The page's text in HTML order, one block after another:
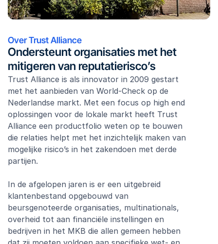
Over Trust Alliance
Ondersteunt organisaties met het
mitigeren van reputatierisco’s
Trust Alliance is als innovator in 2009 gestart
met het aanbieden van World-Check op de
Nederlandse markt. Met een focus op high end
oplossingen voor de lokale markt heeft Trust
Alliance een productfolio weten op te bouwen
die relaties helpt met het inzichtelijk maken van
mogelijke risico’s in het zakendoen met derde
partijen.
In de afgelopen jaren is er een uitgebreid
klantenbestand opgebouwd van
beursgenoteerde organisaties, multinationals,
overheid tot aan financiële instellingen en
bedrijven in het MKB die allen gemeen hebben